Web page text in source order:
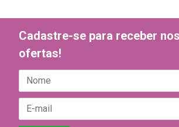
Cadastre-se para receber
ofertas!